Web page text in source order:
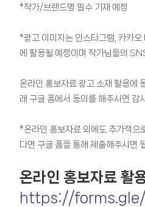
*작가/브랜드명 필수 기재 예정
*광고 이미지는 인스타그램, 카카
에 활용될 예정이며 작가님들의
온라인 홍보자료 광고 소재 활용에
래 구글 폼에서 동의를 해주시면 감
*온라인 홍보자료 외에도 추가적으
다면 구글 폼을 통해 제출해주시면
온라인 홍보자료 활
https://